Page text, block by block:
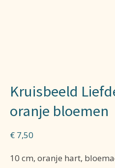
Kruisbeeld
oranje bloemen
€ 7,50
10 cm, oranje hart,